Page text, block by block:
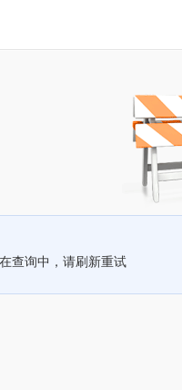
查询中，请刷新重试